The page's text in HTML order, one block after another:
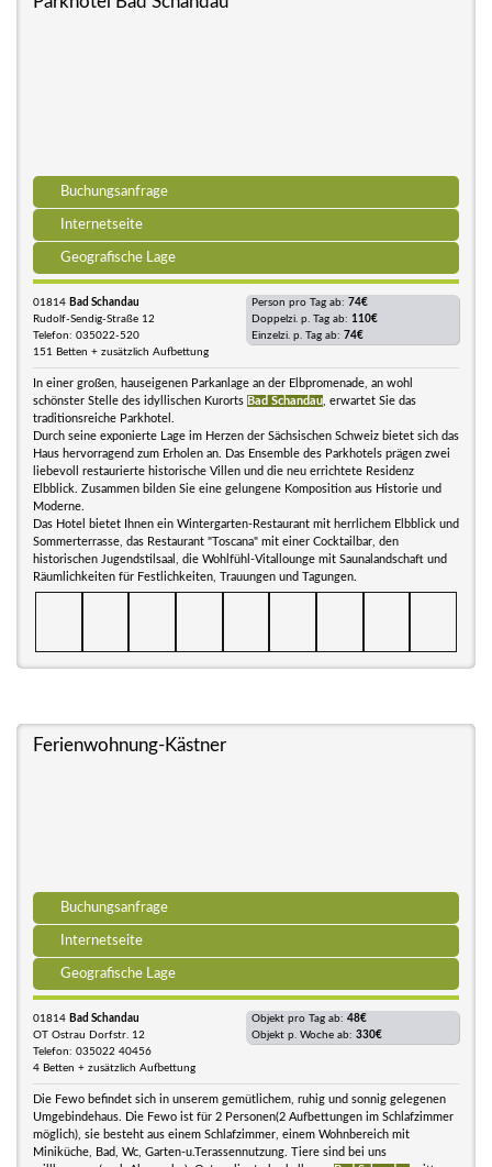
Buchungsanfrage
Internetseite
Geografische Lage
01814 Bad Schandau
Rudolf-Sendig-Straße 12
Telefon: 035022-520
151 Betten + zusätzlich Aufbettung
Person pro Tag ab: 74€
Doppelzi. p. Tag ab: 110€
Einzelzi. p. Tag ab: 74€
In einer großen, hauseigenen Parkanlage an der Elbpromenade, an wohl
schönster Stelle des idyllischen Kurorts Bad Schandau , erwartet Sie das
traditionsreiche Parkhotel.
Durch seine exponierte Lage im Herzen der Sächsischen Schweiz bietet sich das
Haus hervorragend zum Erholen an. Das Ensemble des Parkhotels prägen zwei
liebevoll restaurierte historische Villen und die neu errichtete Residenz
Elbblick. Zusammen bilden Sie eine gelungene Komposition aus Historie und
Moderne.
Das Hotel bietet Ihnen ein Wintergarten-Restaurant mit herrlichem Elbblick und
Sommerterrasse, das Restaurant "Toscana" mit einer Cocktailbar, den
historischen Jugendstilsaal, die Wohlfühl-Vitallounge mit Saunalandschaft und
Räumlichkeiten für Festlichkeiten, Trauungen und Tagungen.
Ferienwohnung-Kästner
Buchungsanfrage
Internetseite
Geografische Lage
01814 Bad Schandau
OT Ostrau Dorfstr. 12
Telefon: 035022 40456
4 Betten + zusätzlich Aufbettung
Objekt pro Tag ab: 48€
Objekt p. Woche ab: 330€
Die Fewo befindet sich in unserem gemütlichem, ruhig und sonnig gelegenen
Umgebindehaus. Die Fewo ist für 2 Personen(2 Aufbettungen im Schlafzimmer
möglich), sie besteht aus einem Schlafzimmer, einem Wohnbereich mit
Miniküche, Bad, Wc, Garten-u.Terassennutzung. Tiere sind bei uns